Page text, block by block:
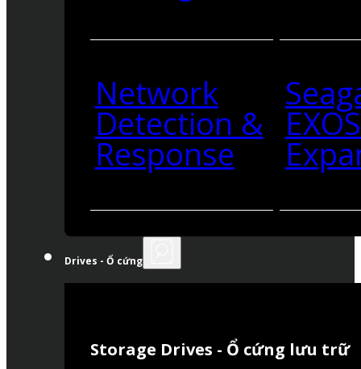
Network
Detection &
Response
EXOS
Drives - Ổ cứng
Storage Drives - Ổ cứng lưu trữ